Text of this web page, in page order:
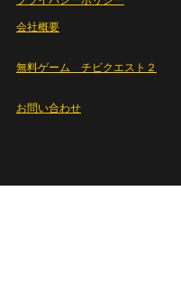
会社概要
無料ゲーム チビクエスト２
お問い合わせ